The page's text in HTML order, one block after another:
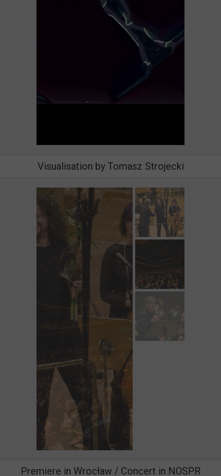
Visualisation by Tomasz Strojecki
Premiere in Wrocław / Concert in NOSPR